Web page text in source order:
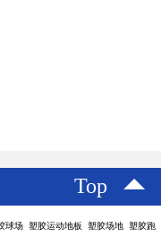
Top
球场 塑胶运动地板 塑胶场地 塑胶跑